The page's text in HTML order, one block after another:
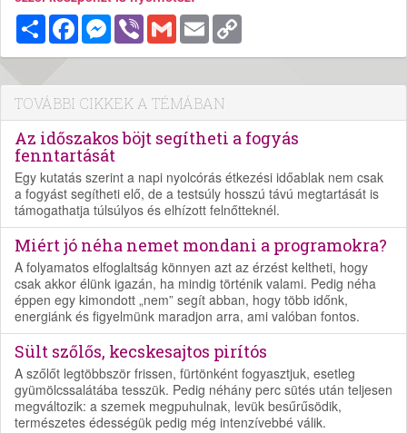
MegosztásFacebookMessenger
Viber Gmail Email
TOVÁBBI CIKKEK A TÉMÁBAN
Az időszakos böjt segítheti a fogyás
fenntartását
Egy kutatás szerint a napi nyolcórás étkezési időablak nem csak
a fogyást segítheti elő, de a testsúly hosszú távú megtartását is
támogathatja túlsúlyos és elhízott felnőtteknél.
Miért jó néha nemet mondani a programokra?
A folyamatos elfoglaltság könnyen azt az érzést keltheti, hogy
csak akkor élünk igazán, ha mindig történik valami. Pedig néha
éppen egy kimondott „nem” segít abban, hogy több időnk,
energiánk és figyelmünk maradjon arra, ami valóban fontos.
Sült szőlős, kecskesajtos pirítós
A szőlőt legtöbbször frissen, fürtönként fogyasztjuk, esetleg
gyümölcssalátába tesszük. Pedig néhány perc sütés után teljesen
megváltozik: a szemek megpuhulnak, levük besűrűsödik,
természetes édességük pedig még intenzívebbé válik.